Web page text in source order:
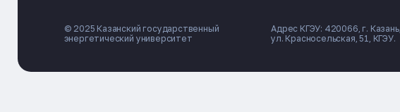
© 2025 Казанский государственный
энергетический университет
Адрес КГЭУ: 420066, г. Казань,
ул. Красносельская, 51, КГЭУ.